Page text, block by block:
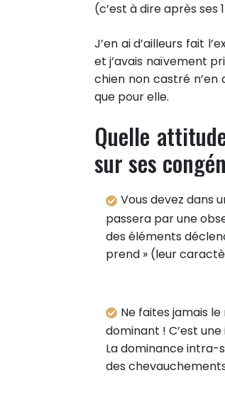
Partager sur facebook
Partager sur Twitter
(c’est à dire après
J’en ai d’ailleurs fait
et j’avais naïvement
chien non castré n’en
que pour elle.
Quelle
sur ses
Vous devez dans
passera par une
des éléments
prend » (leur
Ne faites jamais
dominant ! C’est
La dominance intra-
des